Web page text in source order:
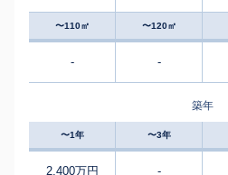
〜110㎡ 〜120㎡
- -
築年
〜1年 〜3年
2,400万円 -